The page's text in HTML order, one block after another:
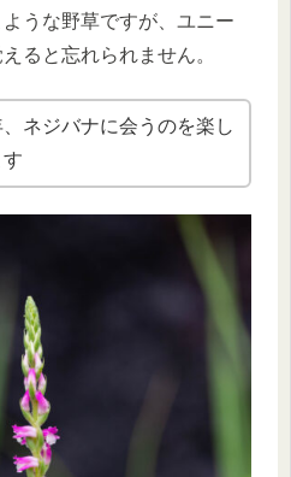
うな野草ですが、ユニー
ると忘れられません。
ネジバナに会うのを楽し